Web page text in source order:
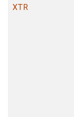
XTR